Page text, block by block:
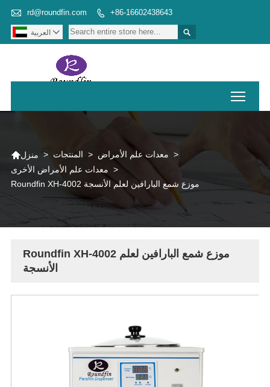
 rd@roundfin.com  +86-16602438643
 العربية 
منزل > المنتجات > معدات علم الأمراض >
معدات علم الأمراض الأخرى >
Roundfin XH-4002 موزع شمع البارافين لعلم الأنسجة
Roundfin XH-4002 موزع شمع البارافين لعلم
الأنسجة